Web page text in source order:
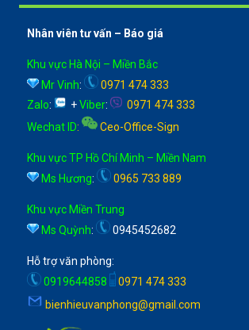
Nhân viên tư vấn – Báo giá
Khu vực Hà Nội – Miền Bắc
Mr Vinh:
0971 474 333
Zalo: +Viber:
0971 474 333
Wechat ID: Ceo-Office-Sign
Khu vực TP Hồ Chí Minh – Miền Nam
Ms Hương: 0965 733 889
Khu vực Miền Trung
Ms Quỳnh: 0945452682
Hỗ trợ văn phòng:
0919644858
0971 474 333
bienhieuvanphong@gmail.com